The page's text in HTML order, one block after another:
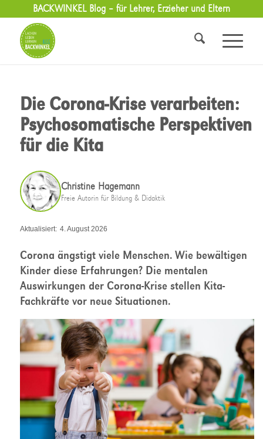
BACKWINKEL Blog – für Lehrer, Erzieher und Eltern
Die Corona-Krise verarbeiten:
Psychosomatische Perspektiven
für die Kita
Christine Hagemann
Freie Autorin für Bildung & Didaktik
Aktualisiert: 4. August 2026
Corona ängstigt viele Menschen. Wie bewältigen
Kinder diese Erfahrungen? Die mentalen
Auswirkungen der Corona-Krise stellen Kita-
Fachkräfte vor neue Situationen.